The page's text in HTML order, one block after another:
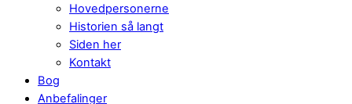
Hovedpersonerne
Historien så langt
Siden her
Kontakt
Bog
Anbefalinger